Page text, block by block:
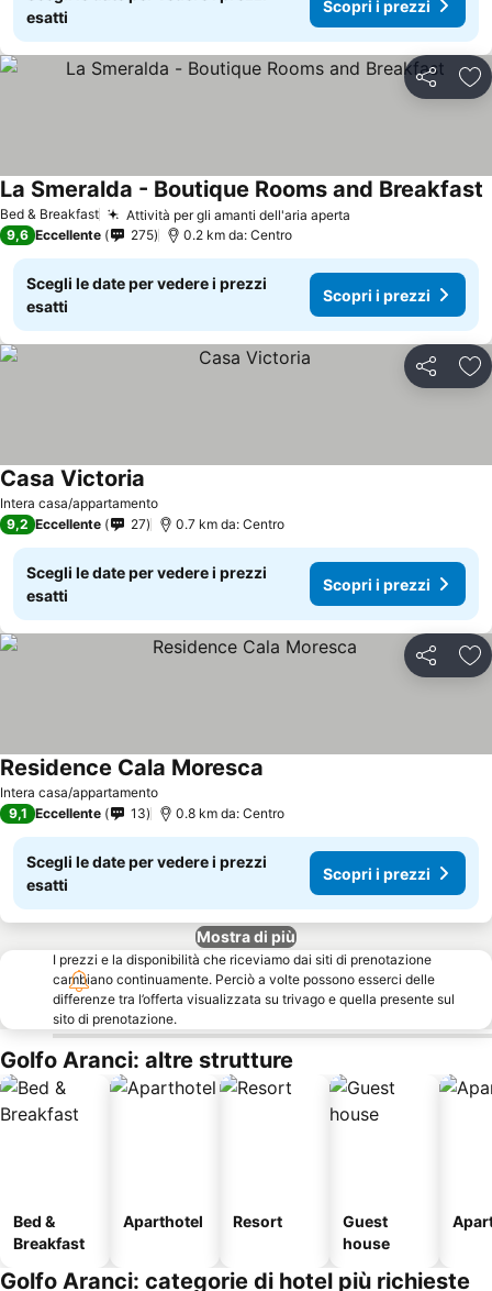
esatti
Scopri i prezzi
Condividi
Bed & Breakfast Attività per gli amanti dell'aria aperta
La Smeralda - Boutique Rooms and Breakfast
9,6 Eccellente 275 0.2 km da: Centro
Scegli le date per vedere i prezzi
esatti
Scopri i prezzi
Condividi
Intera casa/appartamento
Casa Victoria
9,2 Eccellente 27 0.7 km da: Centro
Scegli le date per vedere i prezzi
esatti
Scopri i prezzi
Condividi
Intera casa/appartamento
Residence Cala Moresca
9,1 Eccellente 13 0.8 km da: Centro
Scegli le date per vedere i prezzi
esatti
Scopri i prezzi
Mostra di più
I prezzi e la disponibilità che riceviamo dai siti di prenotazione
cambiano continuamente. Perciò a volte possono esserci delle
differenze tra l’offerta visualizzata su trivago e quella presente sul
sito di prenotazione.
Golfo Aranci: altre strutture
Bed &
Breakfast
Aparthotel Resort
Guest
house
Golfo Aranci: categorie di hotel più richieste